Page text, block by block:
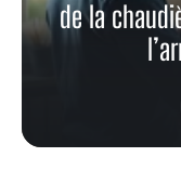
de la